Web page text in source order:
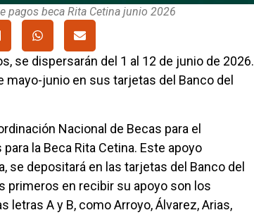
pagos beca Rita Cetina junio 2026
se dispersarán del 1 al 12 de junio de 2026.
junio en sus tarjetas del Banco del
Nacional de Becas para el
la Beca Rita Cetina. Este apoyo
se depositará en las tarjetas del Banco del
primeros en recibir su apoyo son los
A y B, como Arroyo, Álvarez, Arias,